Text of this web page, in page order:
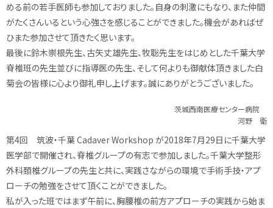
める前の若手医師も参加しておりました。自身の刺激にもなり、また仲間
がたくさんいるという心強さを感じることができました。機会があればぜ
ひまた参加させて頂きたく思います。
最後に鈴木崇根先生、古矢丈雄先生、牧聡先生をはじめとした千葉大学
脊椎班の先生並びに指導医の先生、そして何よりも御献体頂きました白
菊会の皆様に心より御礼申し上げます。誠にありがとうございました。
茨城西南医療センター病院
河野 衛
第4回 筑波・千葉 Cadaver Workshop が2018年7月29日に千葉大学
医学部で開催され、脊椎グループの有志で参加しました。千葉大学整形
外科頚椎グループの先生と共に、実践さながらの環境で手術手技・アプ
ローチの勉強をさせて頂くことができました。
私が入った班ではまず午前に、胸腰椎の前方アプローチの実践から始ま